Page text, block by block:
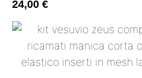
24,00 €